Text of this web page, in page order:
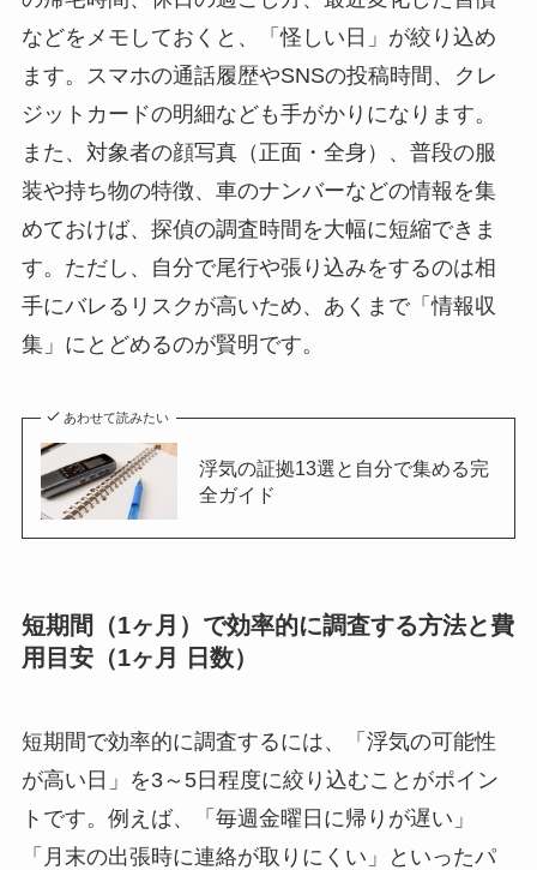
などをメモしておくと、「怪しい日」が絞り込め
ます。スマホの通話履歴やSNSの投稿時間、クレ
ジットカードの明細なども手がかりになります。
また、対象者の顔写真（正面・全身）、普段の服
装や持ち物の特徴、車のナンバーなどの情報を集
めておけば、探偵の調査時間を大幅に短縮できま
す。ただし、自分で尾行や張り込みをするのは相
手にバレるリスクが高いため、あくまで「情報収
集」にとどめるのが賢明です。
あわせて読みたい
浮気の証拠13選と自分で集める完
全ガイド
短期間（1ヶ月）で効率的に調査する方法と費
用目安（1ヶ月 日数）
短期間で効率的に調査するには、「浮気の可能性
が高い日」を3～5日程度に絞り込むことがポイン
トです。例えば、「毎週金曜日に帰りが遅い」
「月末の出張時に連絡が取りにくい」といったパ